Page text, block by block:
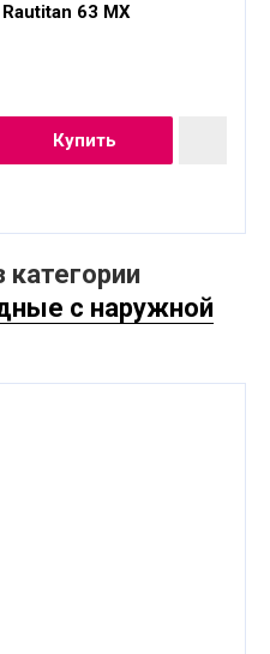
63 MX
с наружной